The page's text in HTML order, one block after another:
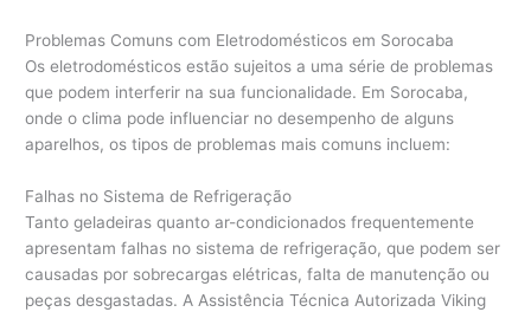
Problemas Comuns com Eletrodomésticos em Sorocaba
Os eletrodomésticos estão sujeitos a uma série de problemas
que podem interferir na sua funcionalidade. Em Sorocaba,
onde o clima pode influenciar no desempenho de alguns
aparelhos, os tipos de problemas mais comuns incluem:
Falhas no Sistema de Refrigeração
Tanto geladeiras quanto ar-condicionados frequentemente
apresentam falhas no sistema de refrigeração, que podem ser
causadas por sobrecargas elétricas, falta de manutenção ou
peças desgastadas. A Assistência Técnica Autorizada Viking